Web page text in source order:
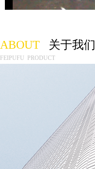
ABOUT 关于我们
FEIPUFU PRODUCT